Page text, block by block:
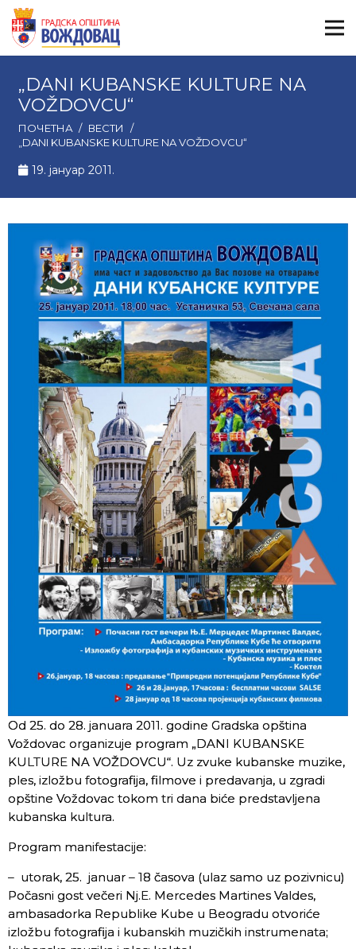
„DANI KUBANSKE KULTURE NA
VOŽDOVCU“
ПОЧЕТНА / ВЕСТИ
/
„DANI KUBANSKE KULTURE NA VOŽDOVCU“
19. јануар 2011.
Od 25. do 28. januara 2011. godine Gradska opština
Voždovac organizuje program „DANI KUBANSKE
KULTURE NA VOŽDOVCU“. Uz zvuke kubanske muzike,
ples, izložbu fotografija, filmove i predavanja, u zgradi
opštine Voždovac tokom tri dana biće predstavljena
kubanska kultura.
Program manifestacije:
– utorak, 25. januar – 18 časova (ulaz samo uz pozivnicu)
Počasni gost večeri Nj.E. Mercedes Martines Valdes,
ambasadorka Republike Kube u Beogradu otvoriće
izložbu fotografija i kubanskih muzičkih instrumenata;